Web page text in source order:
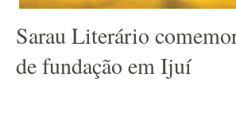
Sarau Literário
de fundação em Ijuí